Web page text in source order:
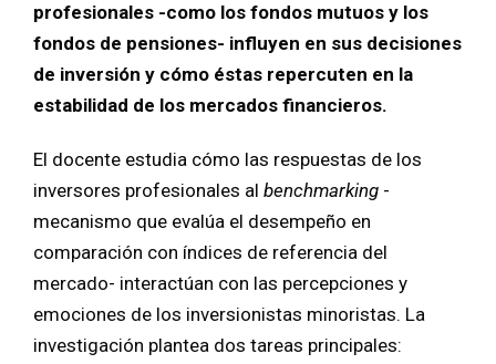
profesionales -como los fondos mutuos y los
fondos de pensiones- influyen en sus decisiones
de inversión y cómo éstas repercuten en la
estabilidad de los mercados financieros.
El docente estudia cómo las respuestas de los
inversores profesionales al benchmarking -
mecanismo que evalúa el desempeño en
comparación con índices de referencia del
mercado- interactúan con las percepciones y
emociones de los inversionistas minoristas. La
investigación plantea dos tareas principales: